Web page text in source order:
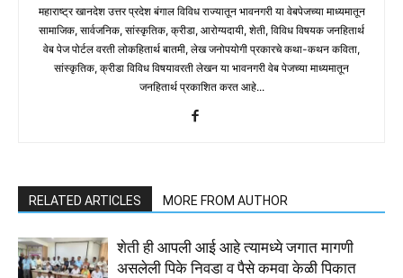
महाराष्ट्र खानदेश उत्तर प्रदेश बंगाल विविध राज्यातून भावनगरी या वेबपेजच्या माध्यमातून
सामाजिक, सार्वजनिक, सांस्कृतिक, क्रीडा, आरोग्यदायी, शेती, विविध विषयक जनहितार्थ
वेब पेज पोर्टल वरती लोकहितार्थ बातमी, लेख जनोपयोगी प्रकारचे कथा-कथन कविता,
सांस्कृतिक, क्रीडा विविध विषयावरती लेखन या भावनगरी वेब पेजच्या माध्यमातून
जनहितार्थ प्रकाशित करत आहे...
RELATED ARTICLES MORE FROM AUTHOR
शेती ही आपली आई आहे त्यामध्ये जगात मागणी
असलेली पिके निवडा व पैसे कमवा केळी पिकात